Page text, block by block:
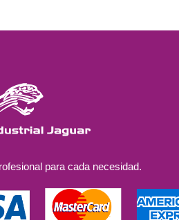
para cada necesidad.